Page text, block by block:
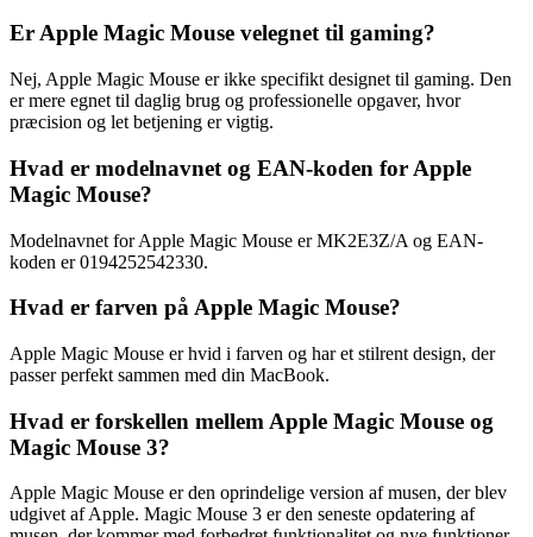
Er Apple Magic Mouse velegnet til gaming?
Nej, Apple Magic Mouse er ikke specifikt designet til gaming. Den
er mere egnet til daglig brug og professionelle opgaver, hvor
præcision og let betjening er vigtig.
Hvad er modelnavnet og EAN-koden for Apple
Magic Mouse?
Modelnavnet for Apple Magic Mouse er MK2E3Z/A og EAN-
koden er 0194252542330.
Hvad er farven på Apple Magic Mouse?
Apple Magic Mouse er hvid i farven og har et stilrent design, der
passer perfekt sammen med din MacBook.
Hvad er forskellen mellem Apple Magic Mouse og
Magic Mouse 3?
Apple Magic Mouse er den oprindelige version af musen, der blev
udgivet af Apple. Magic Mouse 3 er den seneste opdatering af